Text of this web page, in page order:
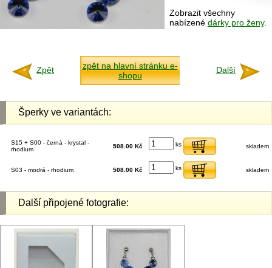
Zobrazit všechny
nabízené dárky pro ženy.
Zpět
zpět na hlavní stránku e-
shopu
Další
Šperky ve variantách:
S15 + S00 - černá - krystal -
rhodium
508.00 Kč ks skladem
S03 - modrá - rhodium 508.00 Kč ks skladem
Další připojené fotografie: